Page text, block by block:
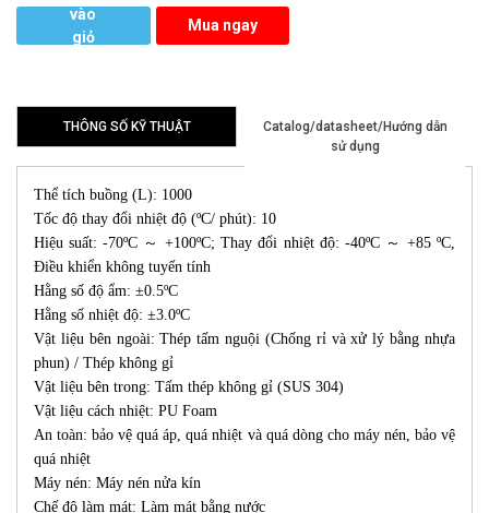
vào
giỏ
Mua ngay
THÔNG SỐ KỸ THUẬT
Catalog/datasheet/Hướng dẫn
sử dụng
Thể tích buồng (L): 1000
Tốc độ thay đổi nhiệt độ (ºC/ phút): 10
Hiệu suất: -70ºC ～ +100ºC; Thay đổi nhiệt độ: -40ºC ～ +85 ºC,
Điều khiển không tuyến tính
Hằng số độ ẩm: ±0.5ºC
Hằng số nhiệt độ: ±3.0ºC
Vật liệu bên ngoài: Thép tấm nguội (Chống rỉ và xử lý bằng nhựa
phun) / Thép không gỉ
Vật liệu bên trong: Tấm thép không gỉ (SUS 304)
Vật liệu cách nhiệt: PU Foam
An toàn: bảo vệ quá áp, quá nhiệt và quá dòng cho máy nén, bảo vệ
quá nhiệt
Máy nén: Máy nén nửa kín
Chế độ làm mát: Làm mát bằng nước